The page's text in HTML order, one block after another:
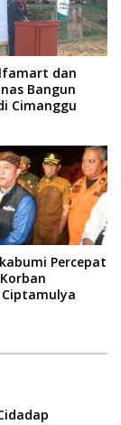
dan
Bangun
Cimanggu
Percepat